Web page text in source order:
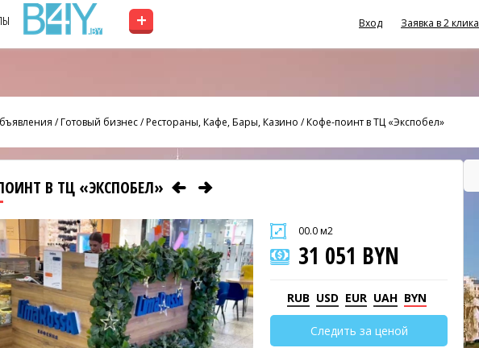
+ Вход Заявка в 2 клика
/Готовый бизнес/Рестораны, Кафе, Бары, Казино /Кофе-поинт в ТЦ «Экспобел»
В ТЦ «ЭКСПОБЕЛ»
00.0 м2
31 051 BYN
RUB USD EUR UAH BYN
Следить за ценой